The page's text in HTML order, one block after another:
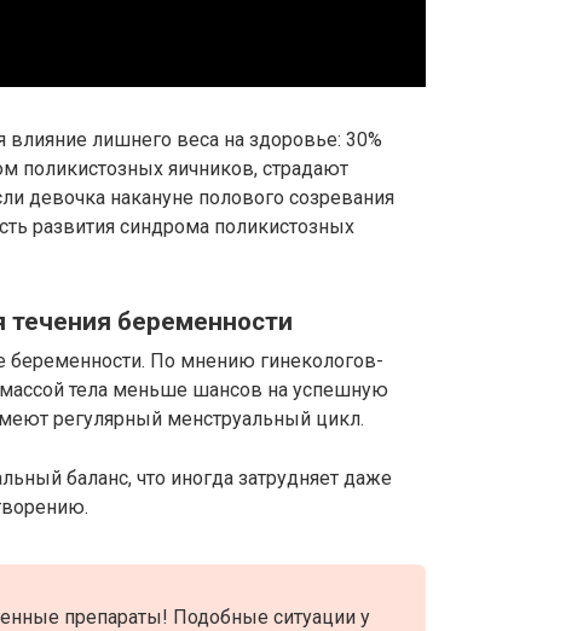
лишнего веса на здоровье: 30%
поликистозных яичников, страдают
девочка накануне полового созревания
развития синдрома поликистозных
беременности
беременности. По мнению гинекологов-
тела меньше шансов на успешную
регулярный менструальный цикл.
баланс, что иногда затрудняет даже
препараты! Подобные ситуации у